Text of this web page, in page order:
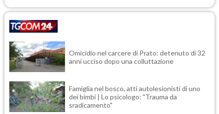
Omicidio nel carcere di Prato: detenuto di 32
anni ucciso dopo una colluttazione
Famiglia nel bosco, atti autolesionisti di uno
dei bimbi | Lo psicologo: "Trauma da
sradicamento"